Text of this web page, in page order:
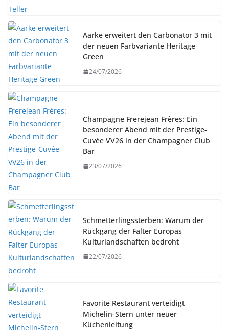
Aarke erweitert den Carbonator 3 mit
der neuen Farbvariante Heritage
Green
24/07/2026
Champagne Frerejean Frères: Ein
besonderer Abend mit der Prestige-
Cuvée VV26 in der Champagner Club
Bar
23/07/2026
Schmetterlingssterben: Warum der
Rückgang der Falter Europas
Kulturlandschaften bedroht
22/07/2026
Favorite Restaurant verteidigt
Michelin-Stern unter neuer
Küchenleitung